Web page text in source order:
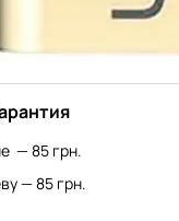
— 85 грн.
— 85 грн.